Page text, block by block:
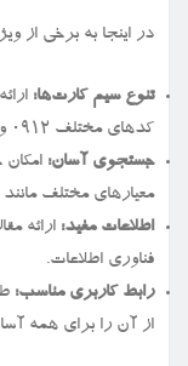
در اینجا به برخی از
تنوع سیم کارت‌ها:
کدهای مختلف ۰۹۱۲ و سایر اپراتورها.
جستجوی آسان:
معیارهای مختلف
اطلاعات مفید: ارائه
فناوری اطلاعات.
رابط کاربری مناسب:
از آن را برای همه